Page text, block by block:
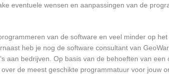
eventuele wensen en aanpassingen van de
van de software en veel minder op
heb je nog de software consultant van
aan bedrijven. Op basis van de behoeften van
de meest geschikte programmatuur voor jouw